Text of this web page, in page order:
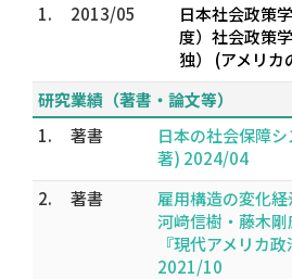
1.
2013/05
日本社会政策
度）社会政策
独） (アメリ
研究業績（著書・論文等）
1.
著書
日本の社会保障
著) 2024/04
2.
著書
雇用構造の変化――
河﨑信樹・藤木剛
『現代アメリカ
2021/10